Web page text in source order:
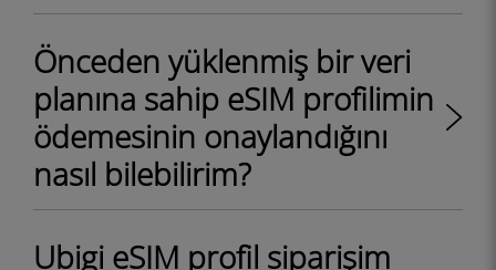
Önceden yüklenmiş bir veri
planına sahip eSIM profilimin
ödemesinin onaylandığını
nasıl bilebilirim?
Ubigi eSIM profil siparişim